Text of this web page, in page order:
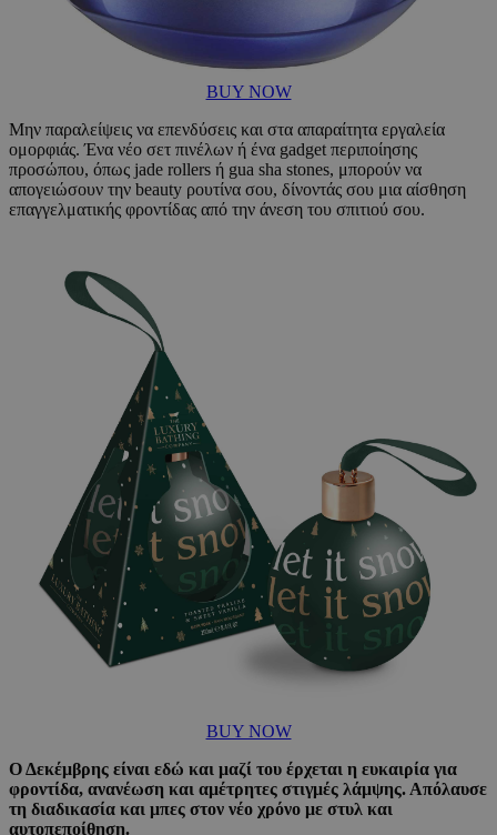
BUY NOW
Μην παραλείψεις να επενδύσεις και στα απαραίτητα εργαλεία
ομορφιάς. Ένα νέο σετ πινέλων ή ένα gadget περιποίησης
προσώπου, όπως jade rollers ή gua sha stones, μπορούν να
απογειώσουν την beauty ρουτίνα σου, δίνοντάς σου μια αίσθηση
επαγγελματικής φροντίδας από την άνεση του σπιτιού σου.
BUY NOW
Ο Δεκέμβρης είναι εδώ και μαζί του έρχεται η ευκαιρία για
φροντίδα, ανανέωση και αμέτρητες στιγμές λάμψης. Απόλαυσε
τη διαδικασία και μπες στον νέο χρόνο με στυλ και
αυτοπεποίθηση.